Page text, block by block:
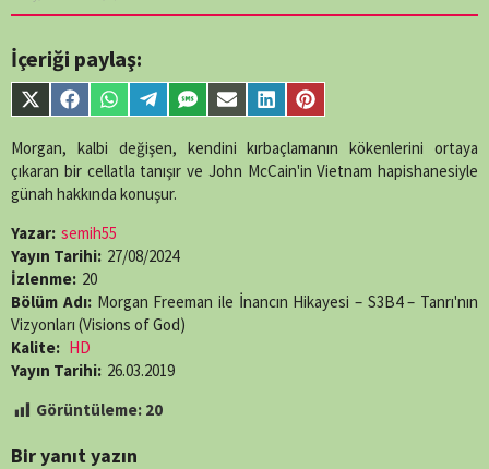
numeric value
/home/belges/public_html/belgeselsemo/wp-
content/themes/muvipro/template-
parts/content-
single-
line89
İçeriği paylaş:
Share
on
X
(Twitter)
Share
on
Facebook
Share
on
WhatsApp
Share
on
Telegram
Share
on
SMS
Share
on
Email
Share
on
LinkedIn
Share
on
Pinterest
Morgan, kalbi değişen, kendini kırbaçlamanın kökenlerini ortaya
çıkaran bir cellatla tanışır ve John McCain'in Vietnam hapishanesiyle
günah hakkında konuşur.
Yazar: semih55
Yayın Tarihi: 27/08/2024
İzlenme: 20
Bölüm Adı: Morgan Freeman ile İnancın Hikayesi – S3B4 – Tanrı'nın
Vizyonları (Visions of God)
Kalite: HD
Yayın Tarihi: 26.03.2019
Görüntüleme: 20
Bir yanıt yazın